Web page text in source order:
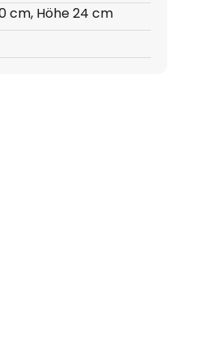
cm, Höhe 24 cm